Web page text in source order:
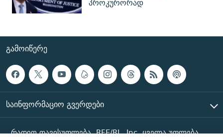
პროკურორად
ᲒᲐᲛᲝᲘᲬᲔᲠᲔ
ᲡᲐᲘᲜᲤᲝᲠᲛᲐᲪᲘᲝ ᲒᲕᲔᲠᲓᲔᲑᲘ
რადიო თავისუფლება, RFE/RL, Inc. ყველა უფლება